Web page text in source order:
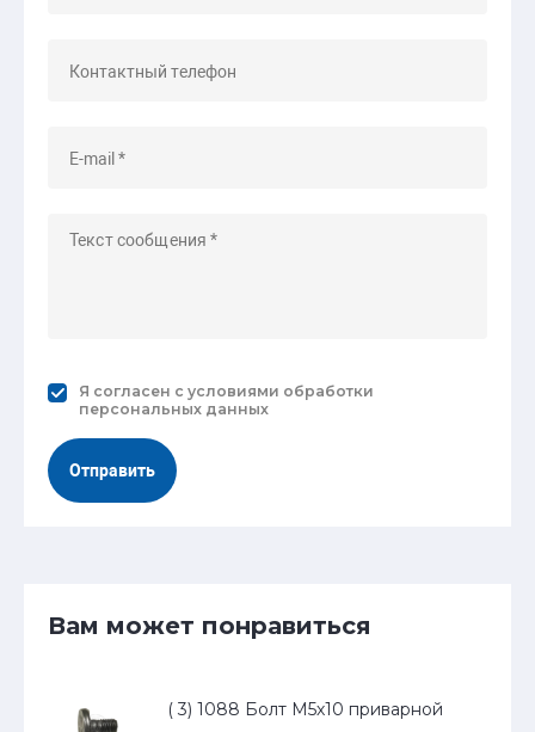
Я согласен с условиями обработки
персональных данных
Отправить
Вам может понравиться
( 3) 1088 Болт М5х10 приварной